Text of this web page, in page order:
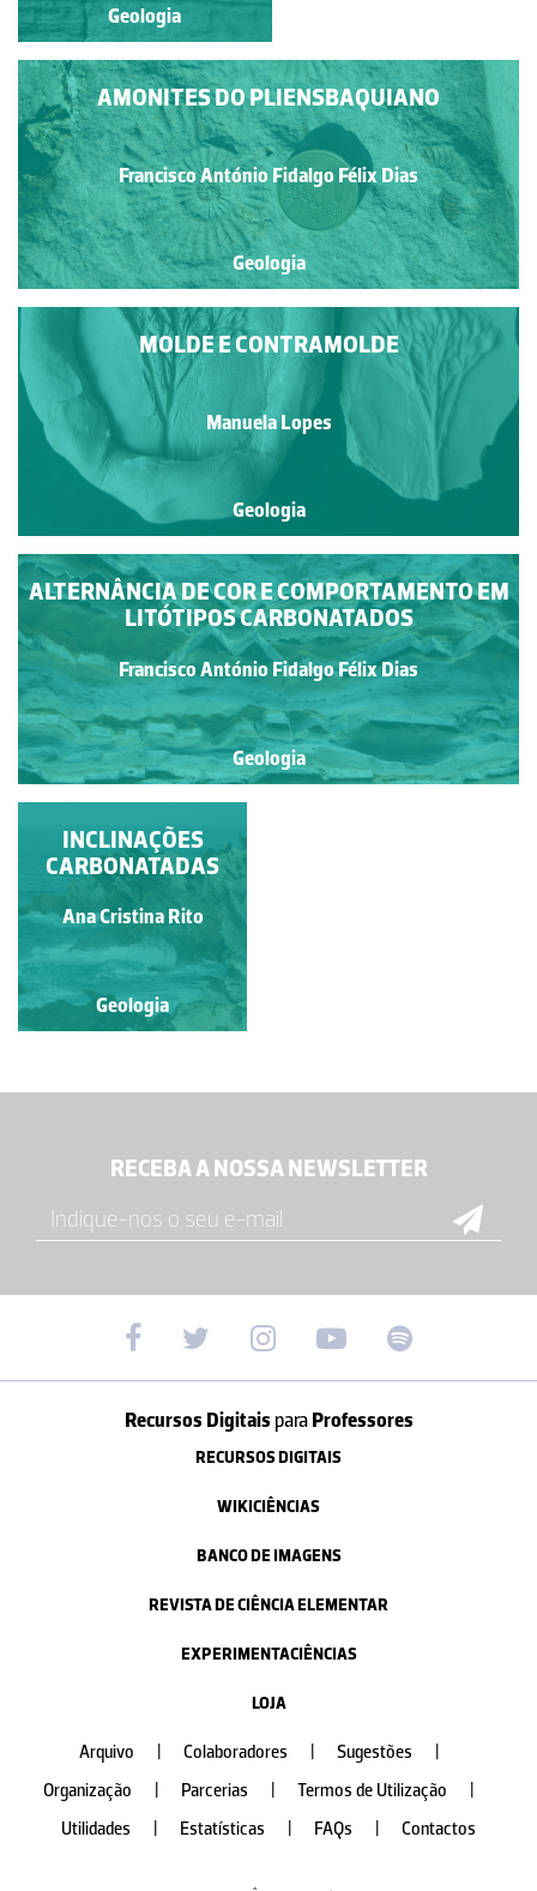
Geologia
AMONITES DO PLIENSBAQUIANO
Francisco António Fidalgo Félix Dias
Geologia
MOLDE E CONTRAMOLDE
Manuela Lopes
Geologia
ALTERNÂNCIA DE COR E COMPORTAMENTO EM
LITÓTIPOS CARBONATADOS
Francisco António Fidalgo Félix Dias
Geologia
Geologia
INCLINAÇÕES
CARBONATADAS
Ana Cristina Rito
Geologia
RECEBA A NOSSA NEWSLETTER
Recursos Digitais paraProfessores
RECURSOS DIGITAIS
WIKICIÊNCIAS
BANCO DE IMAGENS
REVISTA DE CIÊNCIA ELEMENTAR
EXPERIMENTACIÊNCIAS
LOJA
Arquivo Colaboradores Sugestões
Organização
Parcerias Termos de Utilização
Utilidades
Estatísticas FAQs Contactos